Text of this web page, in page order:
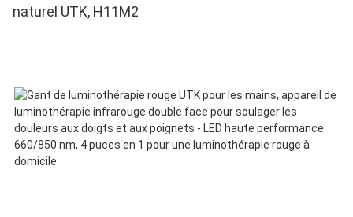
naturel UTK, H11M2